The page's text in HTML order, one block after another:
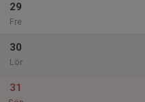
29
Fre
30
Lör
31